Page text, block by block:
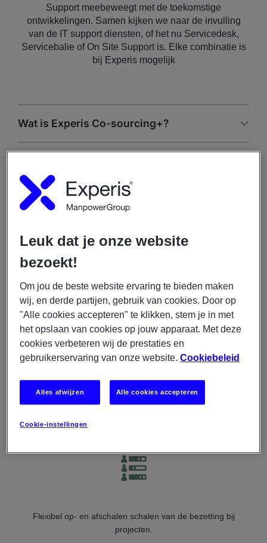
Support meebeweegt met de toekomstige
ontwikkelingen. Samen kijken we naar de invulling
van de IT support diensten, of het nu Servicedesk,
Servicebalie of On Site Support is. Elke combinatie is
bij Experis mogelijk
Wat is Experis Co-sourcing+?
Partner in IT
7 keer ICT-detacheringsspecialist van het
jaar
De beste IT-professionals
Ontdek de voordelen van co-
Flexibel op- en afschalen schalen van de bezetting bij
projecten.
Leuk dat je onze website
bezoekt!
Om jou de beste website ervaring te bieden maken
wij, en derde partijen, gebruik van cookies. Door op
"Alle cookies accepteren" te klikken, stem je in met
het opslaan van cookies op jouw apparaat. Met deze
cookies verbeteren wij de prestaties en
gebruikerservaring van onze website.Cookiebeleid
Cookie-instellingen
Alles afwijzen Alle cookies accepteren